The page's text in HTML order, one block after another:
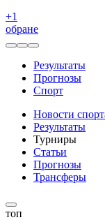
+1
обране
Результаты
Прогнозы
Спорт
Новости
Результаты
Турниры
Статьи
Прогнозы
Трансферы
топ